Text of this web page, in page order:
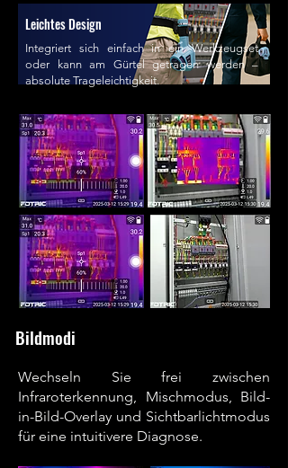
Leichtes Design
Integriert sich einfach in ein Werkzeugset
oder kann am Gürtel getragen werden –
absolute Trageleichtigkeit.
Bildmodi
Wechseln Sie frei zwischen
Infraroterkennung, Mischmodus, Bild-
in-Bild-Overlay und Sichtbarlichtmodus
für eine intuitivere Diagnose.